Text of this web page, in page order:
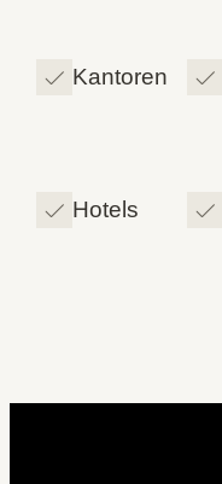
Kantoren
Hotels